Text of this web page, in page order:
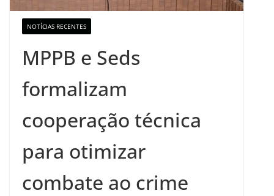
NOTÍCIAS RECENTES
MPPB e Seds
formalizam
cooperação técnica
para otimizar
combate ao crime